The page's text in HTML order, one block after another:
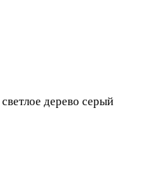
светлое дерево серый